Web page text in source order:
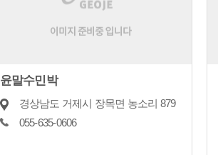
윤말수민박
경상남도 거제시 장목면 농소리 879
055-635-0606